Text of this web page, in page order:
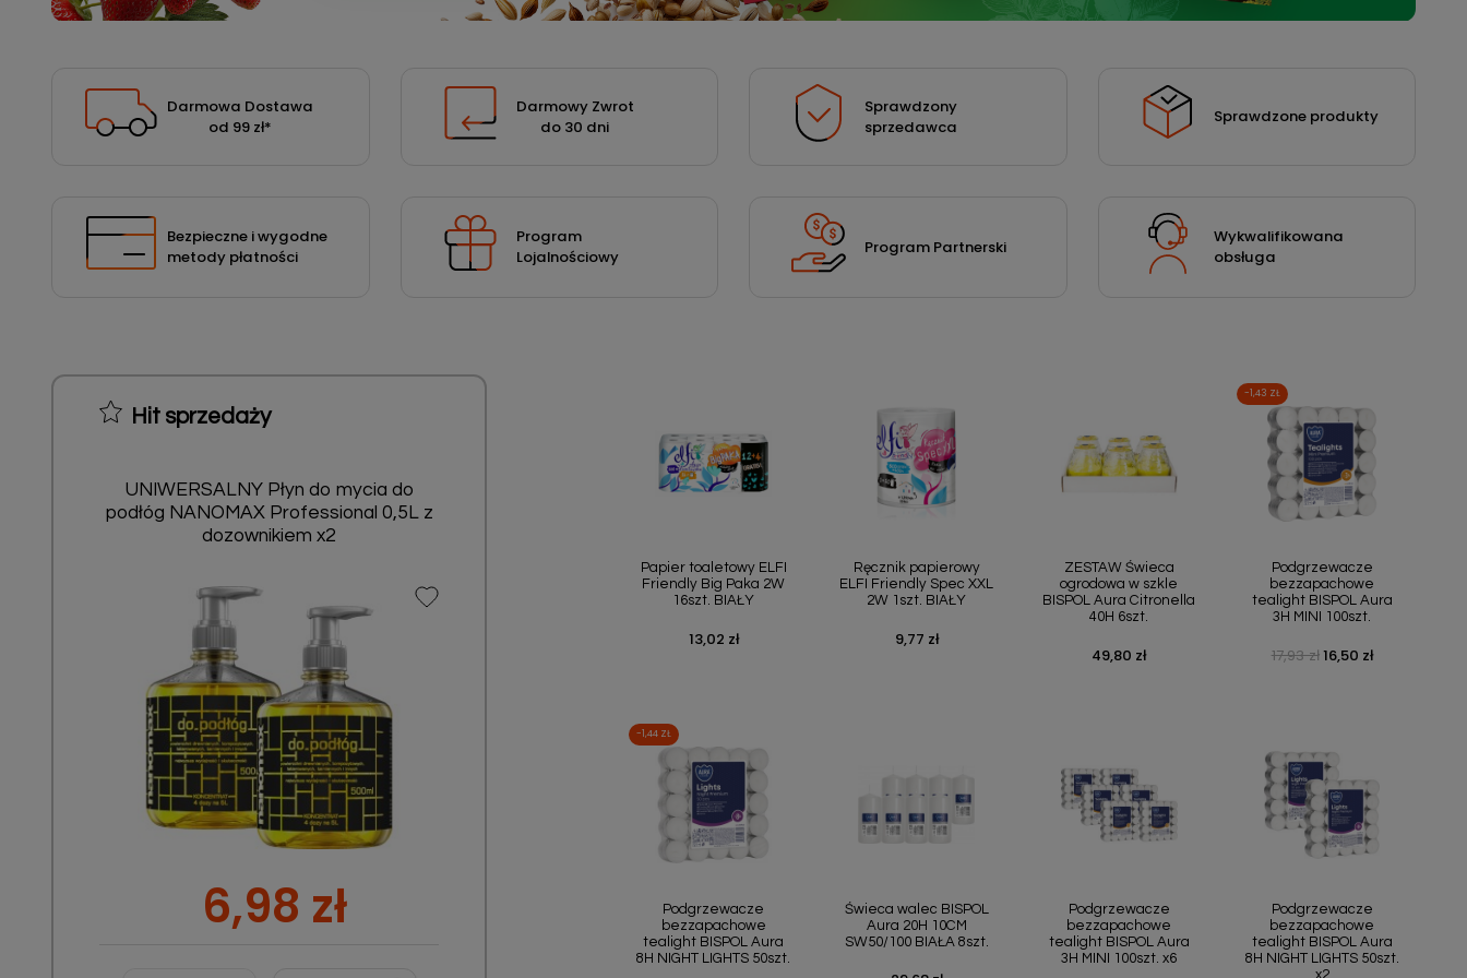
Podłoża
Środki ochrony roślin dla profesjonalistów
Darmowa Dostawa
od 99 zł*
Darmowy Zwrot
do 30 dni
Sprawdzony
sprzedawca
Sprawdzone produkty
Bezpieczne i wygodne
metody płatności
Program
Lojalnościowy
Program Partnerski
Wykwalifikowana
obsługa
Hit sprzedaży
UNIWERSALNY Płyn do mycia do
podłóg NANOMAX Professional 0,5L z
dozownikiem x2
6,98 zł
Papier toaletowy ELFI
Friendly Big Paka 2W
16szt. BIAŁY
Cena
13,02 zł
Ręcznik papierowy
ELFI Friendly Spec XXL
2W 1szt. BIAŁY
Cena
9,77 zł
ZESTAW Świeca
ogrodowa w szkle
BISPOL Aura Citronella
40H 6szt.
Cena
49,80 zł
Podgrzewacze
bezzapachowe
tealight BISPOL Aura
3H MINI 100szt.
Cena podstawowa
17,93 zł Cena
16,50 zł
-1,43 ZŁ
Podgrzewacze
bezzapachowe
tealight BISPOL Aura
8H NIGHT LIGHTS 50szt.
-1,44 ZŁ
Świeca walec BISPOL
Aura 20H 10CM
SW50/100 BIAŁA 8szt.
Podgrzewacze
bezzapachowe
tealight BISPOL Aura
3H MINI 100szt. x6
Podgrzewacze
bezzapachowe
tealight BISPOL Aura
8H NIGHT LIGHTS 50szt.
x2